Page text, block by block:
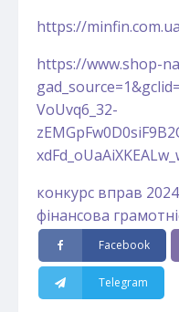
https://
https://www.shop-
VoUvq6_32-
конкурс вправ
фінансова
Facebook
Telegram